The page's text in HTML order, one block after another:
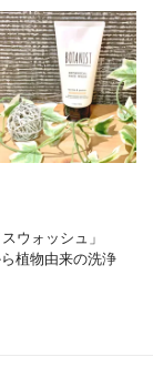
ウォッシュ」
植物由来の洗浄